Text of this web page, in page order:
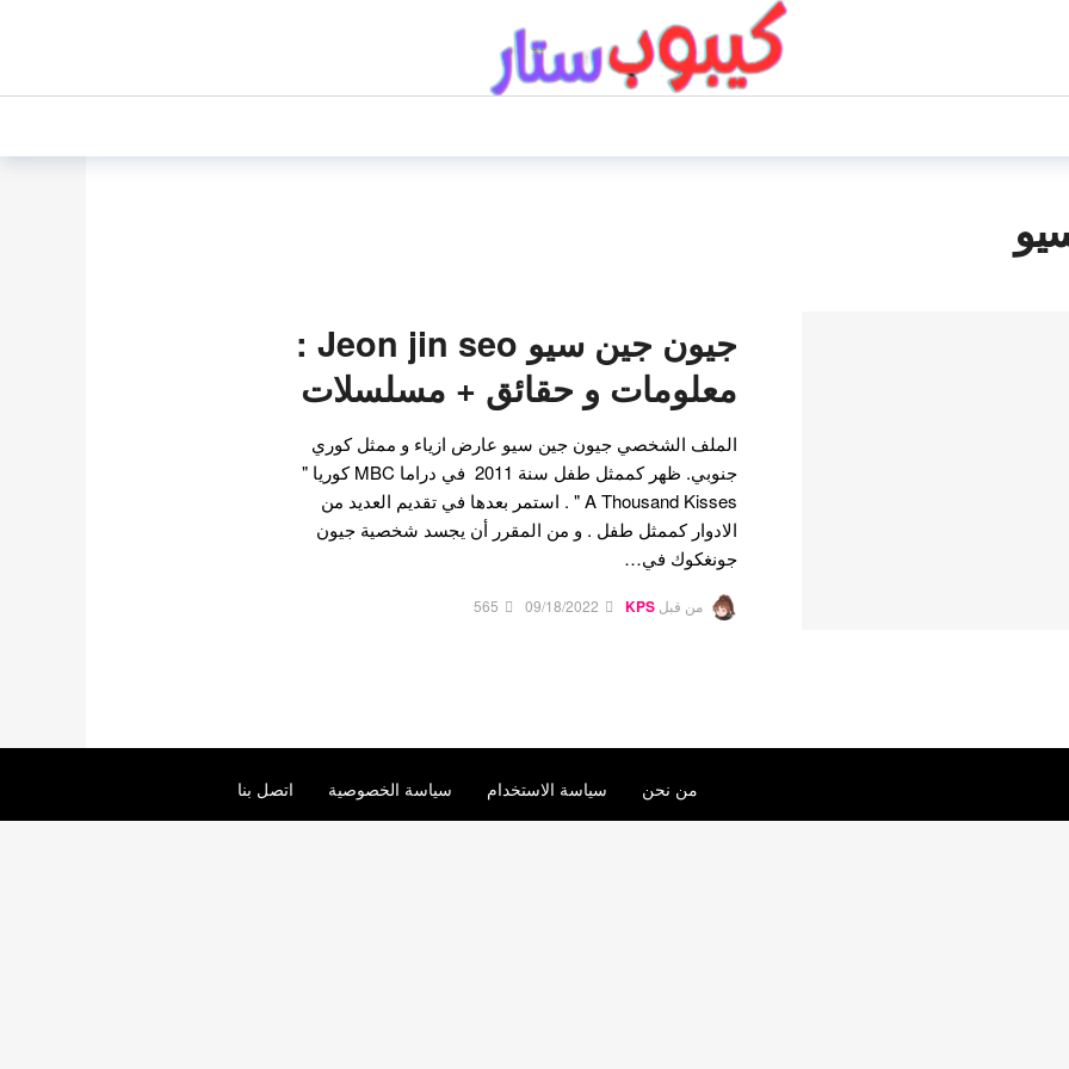
جيون جين سيو Jeon jin seo :
معلومات و حقائق + مسلسلات
الملف الشخصي جيون جين سيو عارض ازياء و ممثل كوري
جنوبي. ظهر كممثل طفل سنة 2011 في دراما MBC كوريا "
A Thousand Kisses " . استمر بعدها في تقديم العديد من
الادوار كممثل طفل . و من المقرر أن يجسد شخصية جيون
جونغكوك في…
من قبل KPS
09/18/2022
565
من نحن سياسة الاستخدام سياسة الخصوصية اتصل بنا